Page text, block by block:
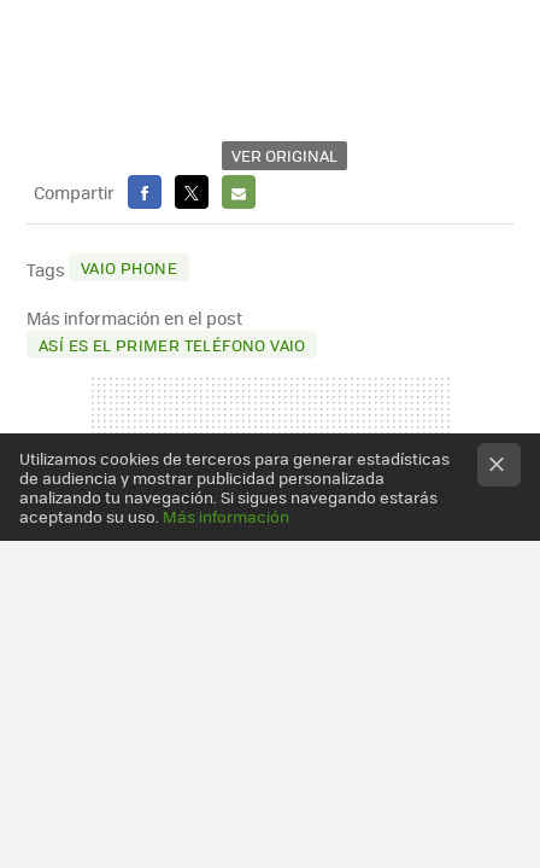
VER ORIGINAL
Compartir
FACEBOOK
X
E-
Tags VAIO PHONE
Más información en el post
ASÍ ES EL PRIMER TELÉFONO VAIO
Utilizamos cookies de terceros para generar estadísticas
de audiencia y mostrar publicidad personalizada
analizando tu navegación. Si sigues navegando estarás
aceptando su uso. Más información